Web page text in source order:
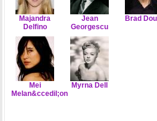
Majandra
Delfino
Jean
Georgescu
Brad
Mei
Melan&ccedil;on
Myrna Dell